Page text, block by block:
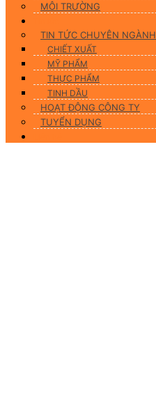
MÔI TRƯỜNG
TIN TỨC CHUYÊN NGÀNH
CHIẾT XUẤT
MỸ PHẨM
THỰC PHẨM
TINH DẦU
HOẠT ĐỘNG CÔNG TY
TUYỂN DỤNG